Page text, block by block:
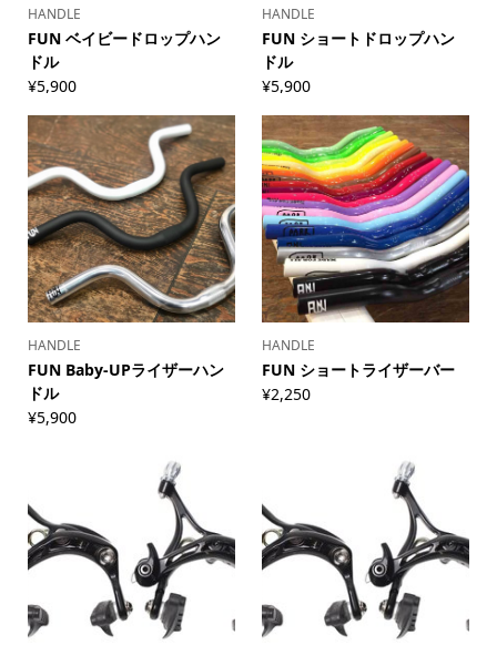
HANDLE
FUN ベイビードロップハン
ドル
¥5,900
HANDLE
FUN ショートドロップハン
ドル
¥5,900
HANDLE
FUN Baby-UPライザーハン
ドル
¥5,900
HANDLE
FUN ショートライザーバー
¥2,250